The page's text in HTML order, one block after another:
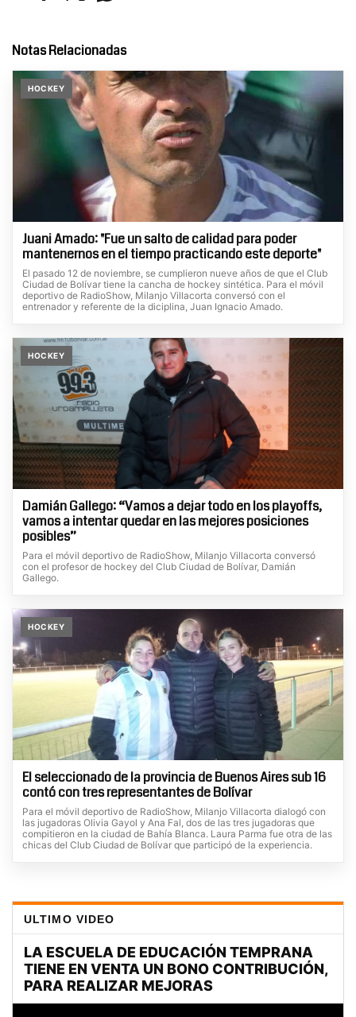
Notas Relacionadas
HOCKEY
Juani Amado: "Fue un salto de calidad para poder
mantenernos en el tiempo practicando este deporte"
El pasado 12 de noviembre, se cumplieron nueve años de que el Club
Ciudad de Bolívar tiene la cancha de hockey sintética. Para el móvil
deportivo de RadioShow, Milanjo Villacorta conversó con el
entrenador y referente de la diciplina, Juan Ignacio Amado.
HOCKEY
Damián Gallego: “Vamos a dejar todo en los playoffs,
vamos a intentar quedar en las mejores posiciones
posibles”
Para el móvil deportivo de RadioShow, Milanjo Villacorta conversó
con el profesor de hockey del Club Ciudad de Bolívar, Damián
Gallego.
HOCKEY
El seleccionado de la provincia de Buenos Aires sub 16
contó con tres representantes de Bolívar
Para el móvil deportivo de RadioShow, Milanjo Villacorta dialogó con
las jugadoras Olivia Gayol y Ana Fal, dos de las tres jugadoras que
compitieron en la ciudad de Bahía Blanca. Laura Parma fue otra de las
chicas del Club Ciudad de Bolívar que participó de la experiencia.
ULTIMO VIDEO